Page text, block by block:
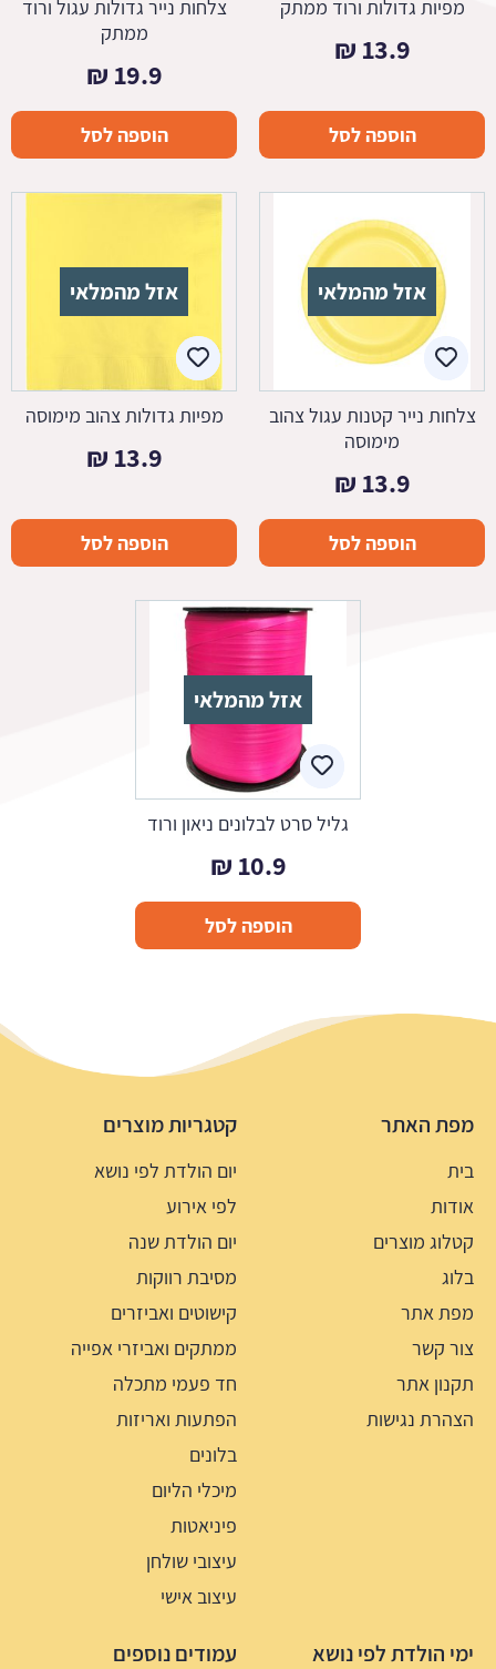
מפיות גדולות ורוד ממתק
13.9
₪
הוספה לסל
צלחות נייר גדולות עגול ורוד
ממתק
19.9
₪
הוספה לסל
אזל מהמלאי
צלחות נייר קטנות עגול צהוב
מימוסה
13.9
₪
הוספה לסל
אזל מהמלאי
מפיות גדולות צהוב מימוסה
13.9
₪
הוספה לסל
אזל מהמלאי
גליל סרט לבלונים ניאון ורוד
10.9
₪
הוספה לסל
מפת האתר
בית
אודות
קטלוג מוצרים
בלוג
מפת אתר
צור קשר
תקנון אתר
הצהרת נגישות
קטגריות מוצרים
יום הולדת לפי נושא
לפי אירוע
יום הולדת שנה
מסיבת רווקות
קישוטים ואביזרים
ממתקים ואביזרי אפייה
חד פעמי מתכלה
הפתעות ואריזות
בלונים
מיכלי הליום
פיניאטות
עיצובי שולחן
עיצוב אישי
ימי הולדת לפי נושא עמודים נוספים